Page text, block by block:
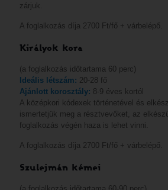
zárjuk.
A foglalkozás díja 2700 Ft/fő + várbelépő.
Királyok kora
(a foglalkozás időtartama 60 perc)
Ideális létszám: 20-28 fő
Ajánlott korosztály: 8-9 éves kortól
A középkori kódexek történetével és
ismertetjük meg a résztvevőket, az
foglalkozás végén haza is lehet vinni.
A foglalkozás díja 2700 Ft/fő + várbelépő.
Szulejmán kémei